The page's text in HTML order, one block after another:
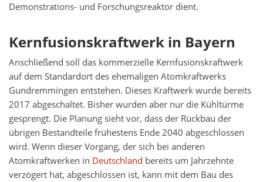
Demonstrations- und Forschungsreaktor dient.
Kernfusionskraftwerk in Bayern
Anschließend soll das kommerzielle Kernfusionskraftwerk
auf dem Standardort des ehemaligen Atomkraftwerks
Gundremmingen entstehen. Dieses Kraftwerk wurde bereits
2017 abgeschaltet. Bisher wurden aber nur die Kühltürme
gesprengt. Die Planung sieht vor, dass der Rückbau der
übrigen Bestandteile frühestens Ende 2040 abgeschlossen
wird. Wenn dieser Vorgang, der sich bei anderen
Atomkraftwerken in Deutschland bereits um Jahrzehnte
verzögert hat, abgeschlossen ist, kann mit dem Bau des